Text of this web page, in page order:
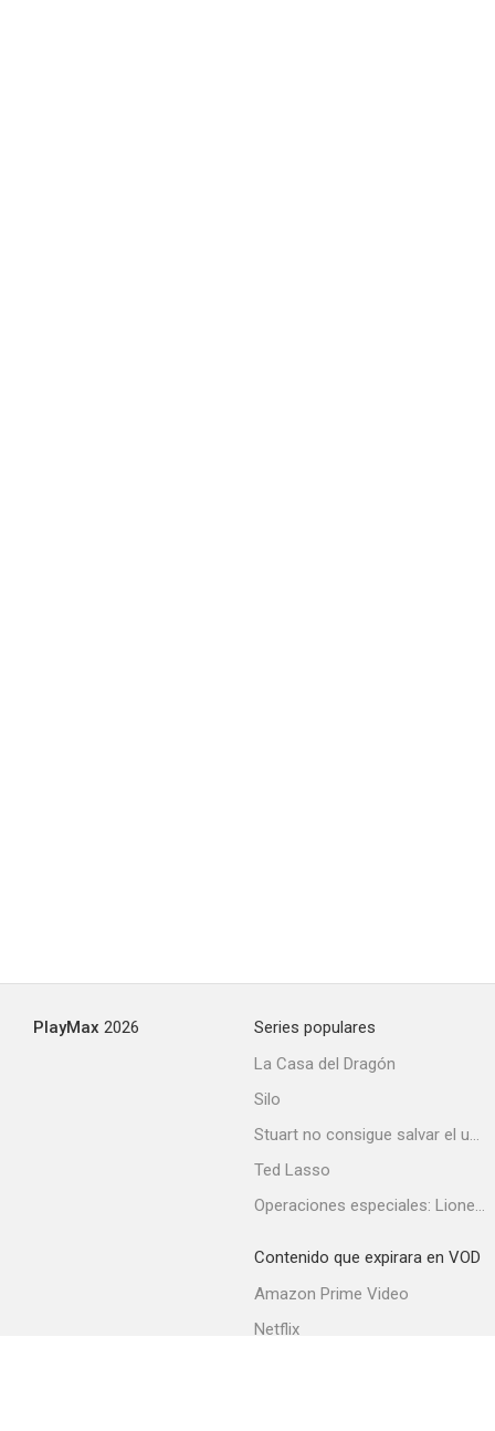
PlayMax 2026
Series populares
La Casa del Dragón
Silo
Stuart no consigue salvar el universo
Ted Lasso
Operaciones especiales: Lioness
Contenido que expirara en VOD
Amazon Prime Video
Netflix